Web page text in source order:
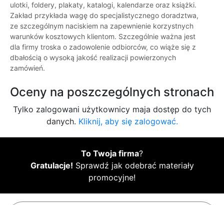
ulotki, foldery, plakaty, katalogi, kalendarze oraz książki.
Zakład przykłada wagę do specjalistycznego doradztwa,
ze szczególnym naciskiem na zapewnienie korzystnych
warunków kosztowych klientom. Szczególnie ważna jest
dla firmy troska o zadowolenie odbiorców, co wiąże się z
dbałością o wysoką jakość realizacji powierzonych
zamówień.
Oceny na poszczególnych stronach
Tylko zalogowani użytkownicy maja dostęp do tych
danych. Kliknij, aby się zalogować.
To Twoja firma?
Gratulacje! Sprawdź jak odebrać materiały
promocyjne!